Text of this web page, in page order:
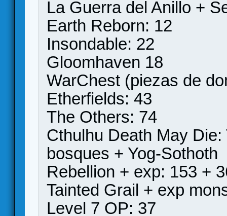
La Guerra del Anillo +
Earth Reborn: 12
Insondable: 22
Gloomhaven 18
WarChest (piezas de
Etherfields: 43
The Others: 74
Cthulhu Death May
bosques + Yog-Sothoth
Rebellion + exp: 153 +
Tainted Grail + exp
Level 7 OP: 37